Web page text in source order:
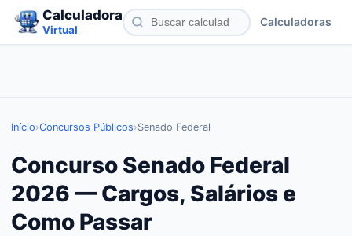
Calculadora
Virtual
Calculadoras
Início›Concursos Públicos›Senado Federal
Concurso Senado Federal
2026 — Cargos, Salários e
Como Passar